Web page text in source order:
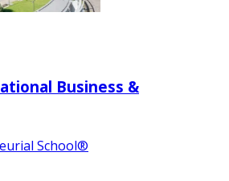
Business &
School®